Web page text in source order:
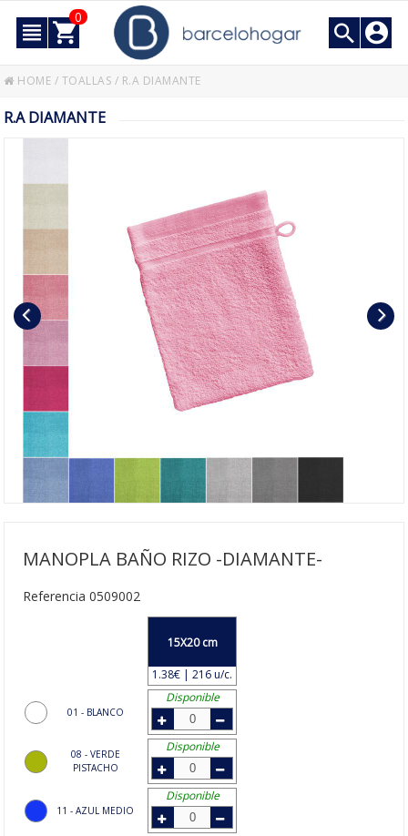
0
HOME / TOALLAS / R.A DIAMANTE
R.A DIAMANTE
MANOPLA BAÑO RIZO -DIAMANTE-
Referencia 0509002
01 - BLANCO
08 - VERDE
PISTACHO
11 - AZUL MEDIO
15X20 cm
1.38€ | 216 u/c.
Disponible
Disponible
Disponible